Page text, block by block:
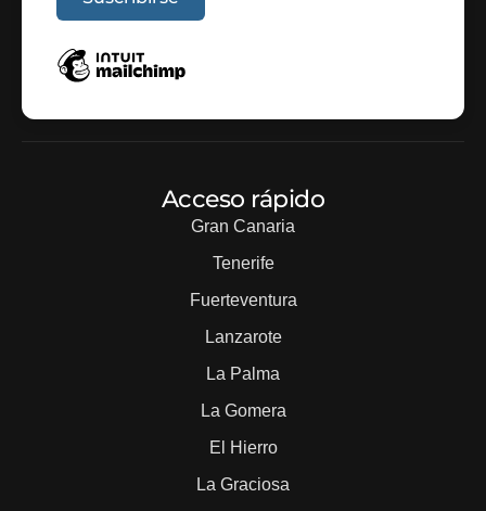
Acceso rápido
Gran Canaria
Tenerife
Fuerteventura
Lanzarote
La Palma
La Gomera
El Hierro
La Graciosa